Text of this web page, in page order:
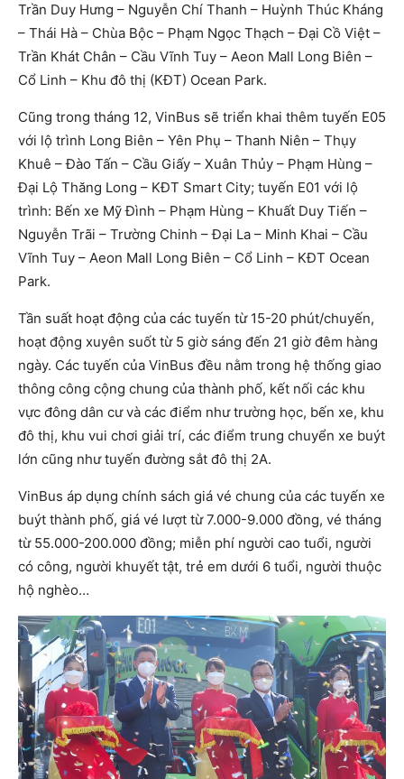
Trần Duy Hưng – Nguyễn Chí Thanh – Huỳnh Thúc Kháng
– Thái Hà – Chùa Bộc – Phạm Ngọc Thạch – Đại Cồ Việt –
Trần Khát Chân – Cầu Vĩnh Tuy – Aeon Mall Long Biên –
Cổ Linh – Khu đô thị (KĐT) Ocean Park.
Cũng trong tháng 12, VinBus sẽ triển khai thêm tuyến E05
với lộ trình Long Biên – Yên Phụ – Thanh Niên – Thụy
Khuê – Đào Tấn – Cầu Giấy – Xuân Thủy – Phạm Hùng –
Đại Lộ Thăng Long – KĐT Smart City; tuyến E01 với lộ
trình: Bến xe Mỹ Đình – Phạm Hùng – Khuất Duy Tiến –
Nguyễn Trãi – Trường Chinh – Đại La – Minh Khai – Cầu
Vĩnh Tuy – Aeon Mall Long Biên – Cổ Linh – KĐT Ocean
Park.
Tần suất hoạt động của các tuyến từ 15-20 phút/chuyến,
hoạt động xuyên suốt từ 5 giờ sáng đến 21 giờ đêm hàng
ngày. Các tuyến của VinBus đều nằm trong hệ thống giao
thông công cộng chung của thành phố, kết nối các khu
vực đông dân cư và các điểm như trường học, bến xe, khu
đô thị, khu vui chơi giải trí, các điểm trung chuyển xe buýt
lớn cũng như tuyến đường sắt đô thị 2A.
VinBus áp dụng chính sách giá vé chung của các tuyến xe
buýt thành phố, giá vé lượt từ 7.000-9.000 đồng, vé tháng
từ 55.000-200.000 đồng; miễn phí người cao tuổi, người
có công, người khuyết tật, trẻ em dưới 6 tuổi, người thuộc
hộ nghèo…